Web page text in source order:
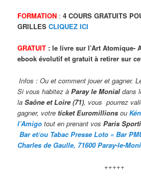
FORMATION :4 COURS GRATUITS
GRILLESCLIQUEZ ICI
GRATUIT : le livre sur l’Art Atomique-
ebook évolutif et gratuit à retirer sur
Infos : Ou et comment jouer et gagner.
Si vous habitez àParay le Monial dans
laSaône et Loire (71), vous pourrez
gagner, votre ticket Euromillions ou
l’Amigo tout en prenant vosParis
Bar et/ou Tabac Presse Loto « Bar
Charles de Gaulle, 71600 Paray-le-
+++++